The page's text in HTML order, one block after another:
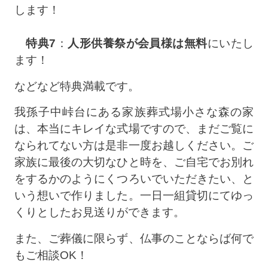
します！
特典7 ： 人形供養祭が会員様は無料にいたし
ます！
などなど特典満載です。
我孫子中峠台にある家族葬式場小さな森の家
は、本当にキレイな式場ですので、まだご覧に
なられてない方は是非一度お越しください。ご
家族に最後の大切なひと時を、ご自宅でお別れ
をするかのようにくつろいでいただきたい、と
いう想いで作りました。一日一組貸切にてゆっ
くりとしたお見送りができます。
また、ご葬儀に限らず、仏事のことならば何で
もご相談OK！